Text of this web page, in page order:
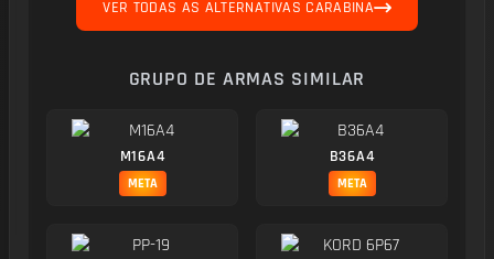
VER TODAS AS ALTERNATIVAS CARABINA
GRUPO DE ARMAS SIMILAR
M16A4
META
B36A4
META